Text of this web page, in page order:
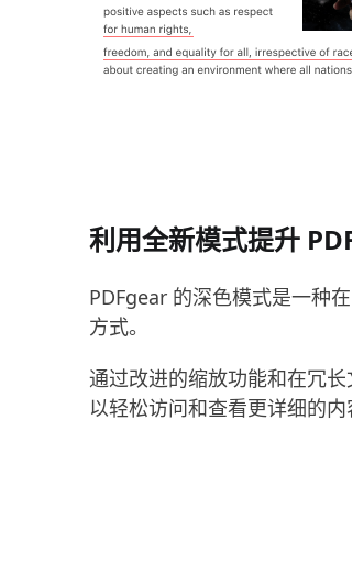
利用全新模式提升
PDFgear 的深色模式是一种
方式。
通过改进的缩放功能和在冗
以轻松访问和查看更详细的内